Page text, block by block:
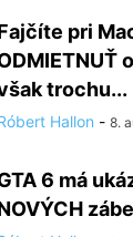
pri
trochu...
Hallon - 8.
6 má